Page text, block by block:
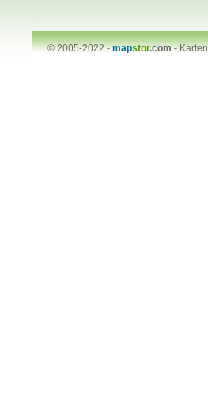
© 2005-2022 -mapstor.com-